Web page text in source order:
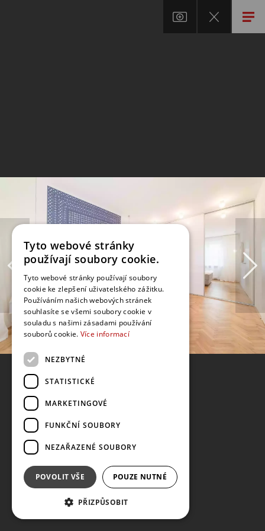
Tyto webové stránky
používají soubory cookie.
Tyto webové stránky používají soubory
cookie ke zlepšení uživatelského zážitku.
Používáním našich webových stránek
souhlasíte se všemi soubory cookie v
souladu s našimi zásadami používání
souborů cookie. Více informací
NEZBYTNÉ
STATISTICKÉ
MARKETINGOVÉ
FUNKČNÍ SOUBORY
NEZAŘAZENÉ SOUBORY
POVOLIT VŠE POUZE NUTNÉ
PŘIZPŮSOBIT